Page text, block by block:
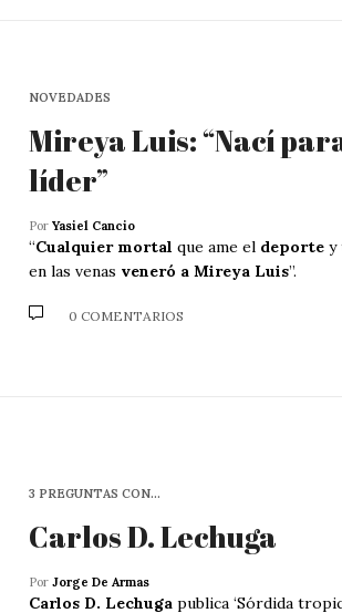
NOVEDADES
Mireya Luis: “Nací
líder”
Por Yasiel Cancio
“Cualquier mortal que ame el deporte y
en las venas veneró a Mireya Luis”.
0 COMENTARIOS
3 PREGUNTAS CON…
Carlos D. Lechuga
Por Jorge De Armas
Carlos D. Lechuga publica ‘Sórdida